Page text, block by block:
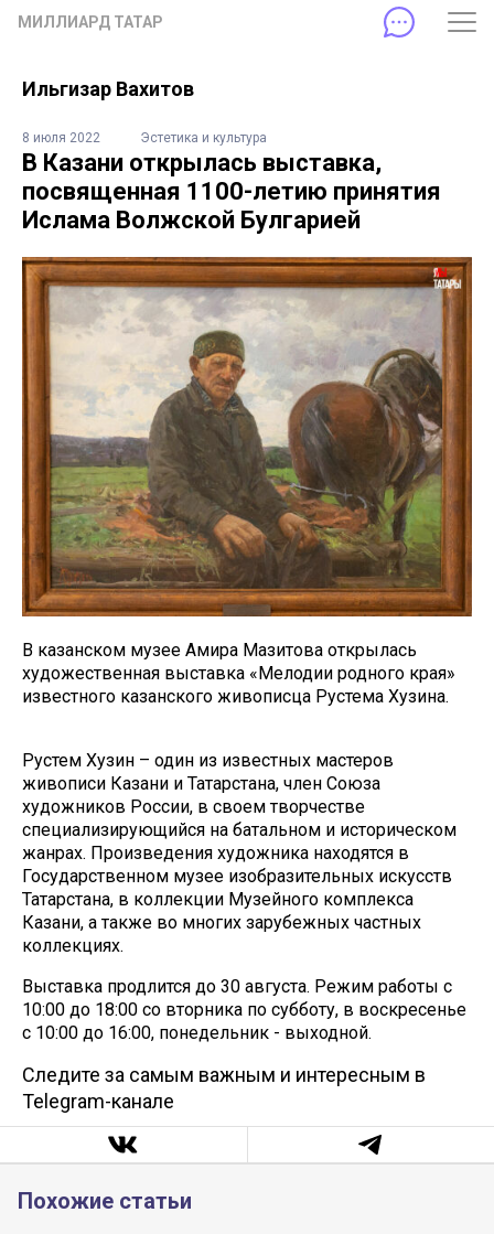
МИЛЛИАРД ТАТАР
Ильгизар Вахитов
8 июля 2022 Эстетика и культура
В Казани открылась выставка,
посвященная 1100-летию принятия
Ислама Волжской Булгарией
В казанском музее Амира Мазитова открылась
художественная выставка «Мелодии родного края»
известного казанского живописца Рустема Хузина.
Рустем Хузин – один из известных мастеров
живописи Казани и Татарстана, член Союза
художников России, в своем творчестве
специализирующийся на батальном и историческом
жанрах. Произведения художника находятся в
Государственном музее изобразительных искусств
Татарстана, в коллекции Музейного комплекса
Казани, а также во многих зарубежных частных
коллекциях.
Выставка продлится до 30 августа. Режим работы с
10:00 до 18:00 со вторника по субботу, в воскресенье
с 10:00 до 16:00, понедельник - выходной.
Следите за самым важным и интересным в
Telegram-канале
Похожие статьи